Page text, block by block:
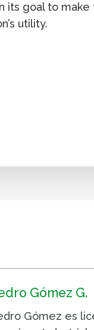
its goal to
utility.
Gómez G.
Gómez es